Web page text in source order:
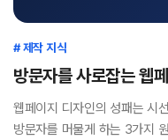
# 제작 지식
방문자를 사로잡는 웹
웹페이지 디자인의 성패는 시
방문자를 머물게 하는 3가지